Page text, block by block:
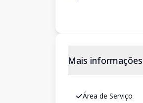
Mais informações
Área de Serviço